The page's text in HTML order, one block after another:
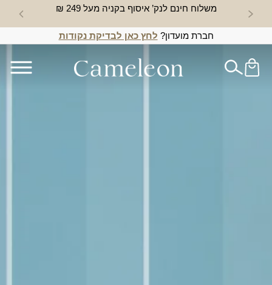
משלוח חינם לנק’ איסוף בקניה מעל 249 ₪ חדש
חברת מועדון? לחץ כאן לבדיקת נקודות